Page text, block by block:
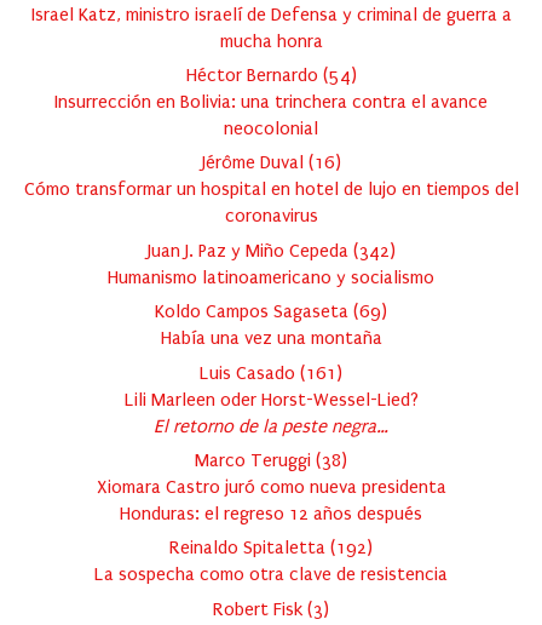
Israel Katz, ministro israelí de Defensa y criminal de guerra a
mucha honra
Héctor Bernardo (54)
Insurrección en Bolivia: una trinchera contra el avance
neocolonial
Jérôme Duval (16)
Cómo transformar un hospital en hotel de lujo en tiempos del
coronavirus
Juan J. Paz y Miño Cepeda (342)
Humanismo latinoamericano y socialismo
Koldo Campos Sagaseta (69)
Había una vez una montaña
Luis Casado (161 )
Lili Marleen oder Horst-Wessel-Lied?
El retorno de la peste negra…
Marco Teruggi (38)
Xiomara Castro juró como nueva presidenta
Honduras: el regreso 12 años después
Reinaldo Spitaletta (192)
La sospecha como otra clave de resistencia
Robert Fisk (3)